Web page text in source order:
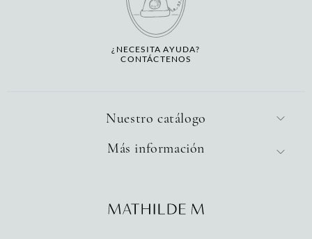
¿NECESITA AYUDA?
CONTÁCTENOS
Nuestro catálogo
Más información